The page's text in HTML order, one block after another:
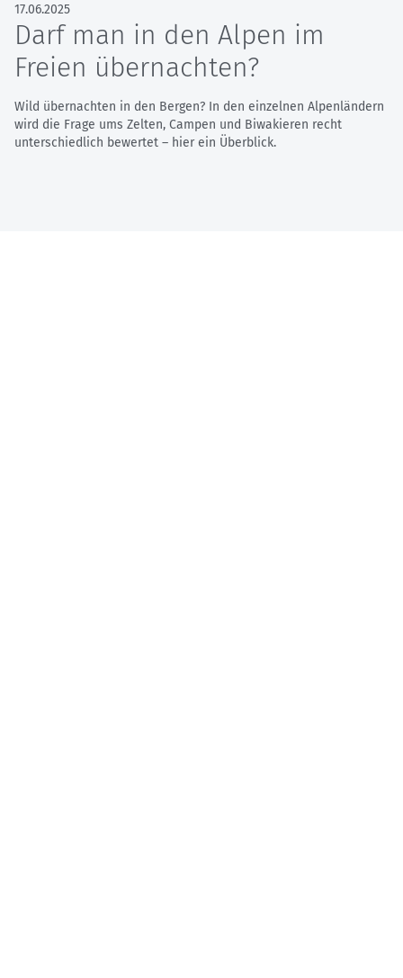
17.06.2025
Darf man in den Alpen im
Freien übernachten?
Wild übernachten in den Bergen? In den einzelnen Alpenländern
wird die Frage ums Zelten, Campen und Biwakieren recht
unterschiedlich bewertet – hier ein Überblick.